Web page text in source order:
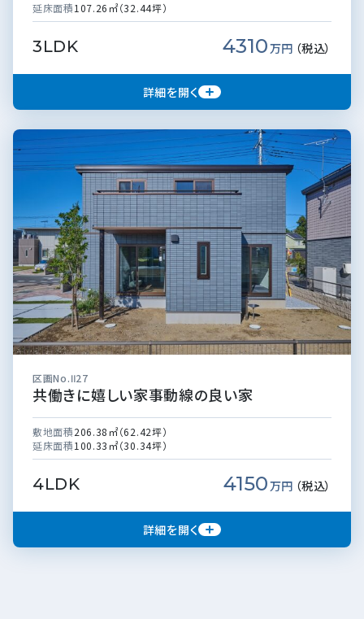
延床面積107.26㎡（32.44坪）
3LDK 4310万円 （税込）
詳細を開く
区画No.Ⅱ27
共働きに嬉しい家事動線の良い家
敷地面積206.38㎡（62.42坪）
延床面積100.33㎡（30.34坪）
4LDK 4150万円 （税込）
詳細を開く